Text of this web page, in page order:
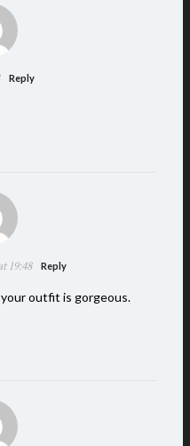
Reply
19:48 Reply
outfit is gorgeous.